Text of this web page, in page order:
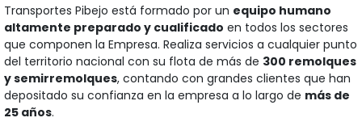
Transportes Pibejo está formado por un equipo humano
altamente preparado y cualificado en todos los sectores
que componen la Empresa. Realiza servicios a cualquier punto
del territorio nacional con su flota de más de 300 remolques
y semirremolques, contando con grandes clientes que han
depositado su confianza en la empresa a lo largo de más de
25 años.